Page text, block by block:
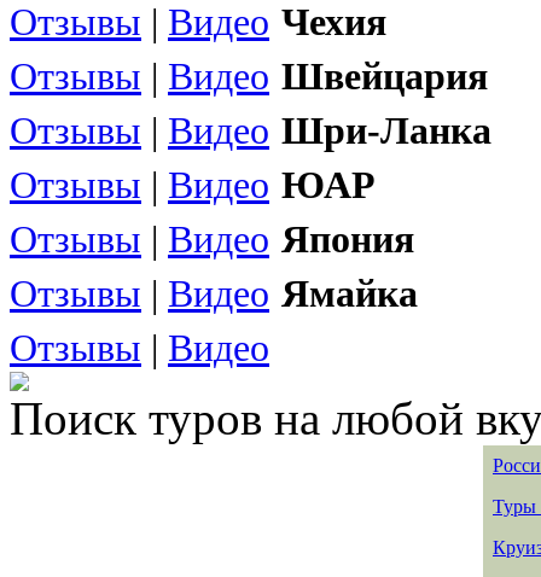
Отзывы | Видео Чехия
Отзывы | Видео Швейцария
Отзывы | Видео Шри-Ланка
Отзывы | Видео ЮАР
Отзывы | Видео Япония
Отзывы | Видео Ямайка
Отзывы | Видео
Поиск туров на любой
Туры